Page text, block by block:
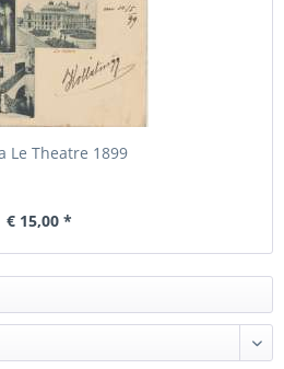
Le Theatre 1899
€ 15,00 *